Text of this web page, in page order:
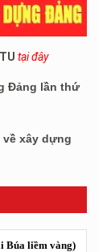
tại đây
Đảng lần thứ
xây dựng
Búa liềm vàng)